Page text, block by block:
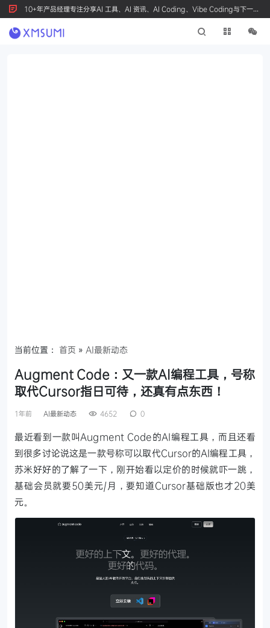
10+年产品经理专注分享AI 工具、AI 资讯、AI Coding、Vibe Coding与下一代
产品创新，按 Ctrl+D 收藏我们
当前位置： 首页 » AI最新动态
Augment Code：又一款AI编程工具，号称
取代Cursor指日可待，还真有点东西！
1年前 AI最新动态 4652 0
最近看到一款叫Augment Code的AI编程工具，而且还看
到很多讨论说这是一款号称可以取代Cursor的AI编程工具，
苏米好好的了解了一下，刚开始看以定价的时候就吓一跳，
基础会员就要50美元/月，要知道Cursor基础版也才20美
元。